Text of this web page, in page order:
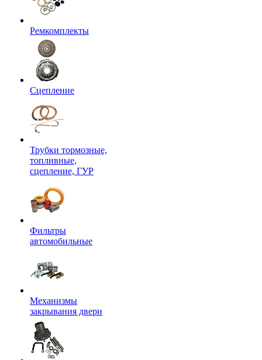
Ремкомплекты
Сцепление
Трубки тормозные,
топливные,
сцепление, ГУР
Фильтры
автомобильные
Механизмы
закрывания двери